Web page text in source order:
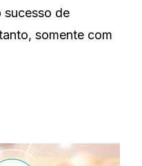
sucesso de
somente com